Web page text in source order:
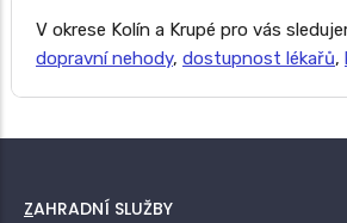
V okrese Kolín a Krupé pro vás
dopravní nehody, dostupnost lékařů,
ZAHRADNÍ SLUŽBY